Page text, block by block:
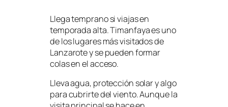
Llega temprano si viajas en
temporada alta. Timanfaya es uno
de los lugares más visitados de
Lanzarote y se pueden formar
colas en el acceso.
Lleva agua, protección solar y algo
para cubrirte del viento. Aunque la